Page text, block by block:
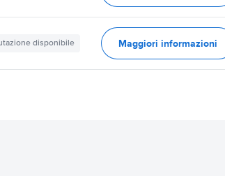
disponibile Maggiori informazioni